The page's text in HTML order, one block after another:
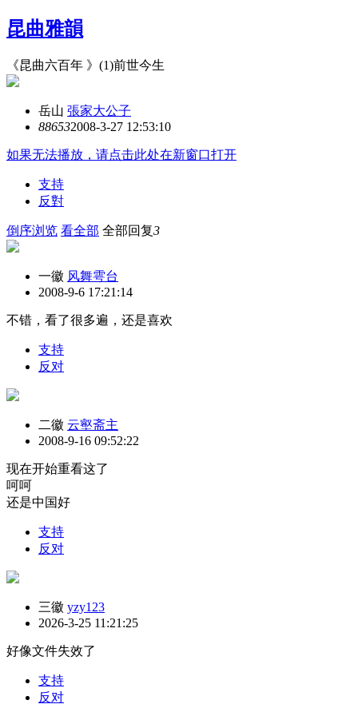
昆曲雅韻
《昆曲六百年 》(1)前世今生
岳山 張家大公子
886532008-3-27 12:53:10
如果无法播放，请点击此处在新窗口打开
支持
反對
倒序浏览 看全部 全部回复3
一徽 风舞雩台
2008-9-6 17:21:14
不错，看了很多遍，还是喜欢
支持
反对
二徽 云壑斋主
2008-9-16 09:52:22
现在开始重看这了
呵呵
还是中国好
支持
反对
三徽 yzy123
2026-3-25 11:21:25
好像文件失效了
支持
反对